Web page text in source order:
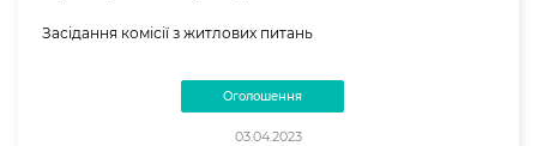
Засідання комісії з житлових питань
Оголошення
03.04.2023